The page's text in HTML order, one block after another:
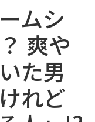
ムシ
爽や
た男
れど